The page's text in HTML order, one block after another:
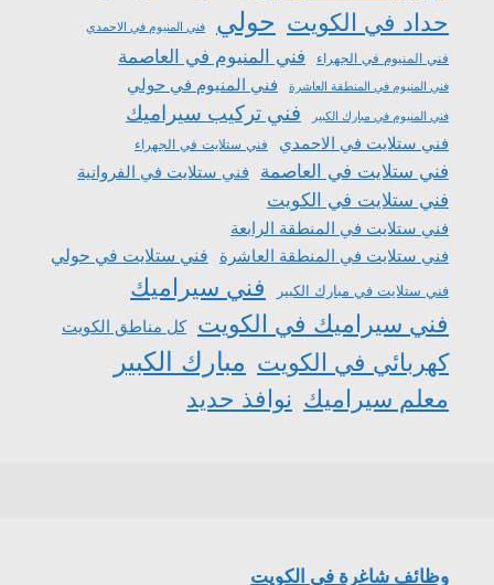
حداد في الكويت حولي فني المنيوم في الاحمدي
فني المنيوم في الجهراء فني المنيوم في العاصمة
فني المنيوم في المنطقة العاشرة فني المنيوم في حولي
فني المنيوم في مبارك الكبير فني تركيب سيراميك
فني ستلايت في الاحمدي فني ستلايت في الجهراء
فني ستلايت في العاصمة فني ستلايت في الفروانية
فني ستلايت في الكويت
فني ستلايت في المنطقة الرابعة
فني ستلايت في المنطقة العاشرة فني ستلايت في حولي
فني ستلايت في مبارك الكبير
فني سيراميك
فني سيراميك في الكويت
كل مناطق الكويت
كهربائي في الكويت مبارك الكبير
معلم سيراميك نوافذ حديد
وظائف شاغرة في الكويت